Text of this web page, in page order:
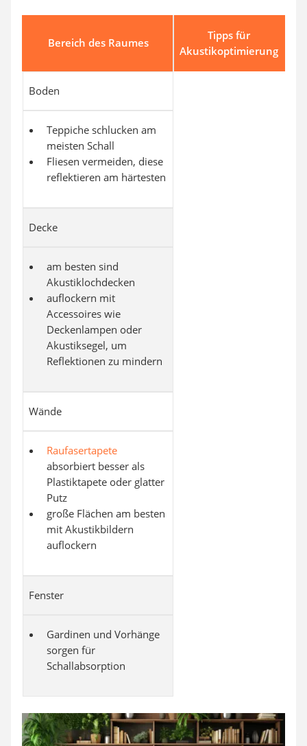
Bereich des Raumes
Tipps für
Akustikoptimierung
Boden
Teppiche schlucken am
meisten Schall
Fliesen vermeiden, diese
reflektieren am härtesten
Decke
am besten sind
Akustiklochdecken
auflockern mit
Accessoires wie
Deckenlampen oder
Akustiksegel, um
Reflektionen zu mindern
Wände
Raufasertapete
absorbiert besser als
Plastiktapete oder glatter
Putz
große Flächen am besten
mit Akustikbildern
auflockern
Fenster
Gardinen und Vorhänge
sorgen für
Schallabsorption